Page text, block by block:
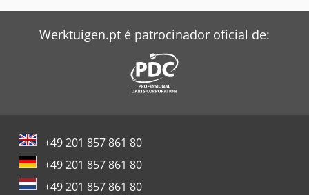
Werktuigen.pt é patrocinador oficial de:
+49 201 857 861 80
+49 201 857 861 80
+49 201 857 861 80